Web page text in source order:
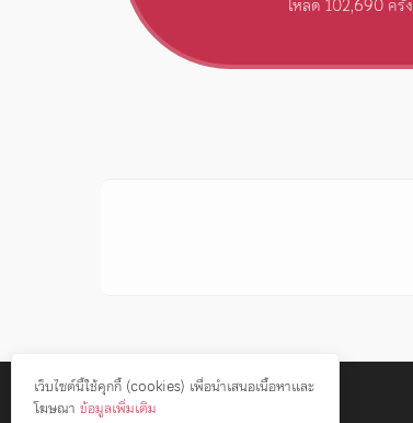
โหลด 102,690 ครั้ง
เว็บไซต์นี้ใช้คุกกี้ (cookies) เพื่อนำเสนอเนื้อหาและ
โฆษณา ข้อมูลเพิ่มเติม